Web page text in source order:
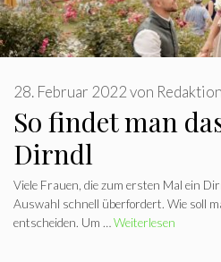
So findet man
Dirndl
28. Februar 2022von Redaktion
Viele Frauen, die zum ersten Mal ein
Auswahl schnell überfordert. Wie soll
entscheiden. Um … Weiterlesen